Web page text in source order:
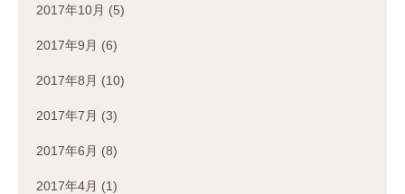
2017年10月 (5)
2017年9月 (6)
2017年8月 (10)
2017年7月 (3)
2017年6月 (8)
2017年4月 (1)